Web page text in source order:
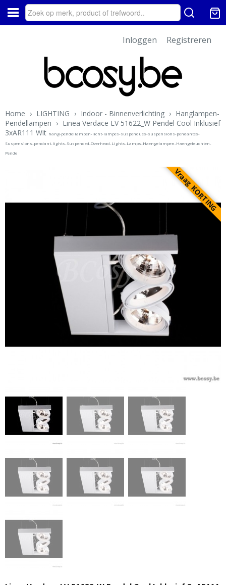
Inloggen Registreren
Home › LIGHTING › Indoor - Binnenverlichting › Hanglampen-
Pendellampen › Linea Verdace LV 51622_W Pendel Cool Inklusief
3xAR111 Wit hang-pendellampen-licht-lampes-suspendues-suspensions-pendantes-
Suspensions-pendant-lights-Suspended-Overhead-Lights-Lamps-Haengelampen-Haengeleuchten-
Pende
Vraag KORTING